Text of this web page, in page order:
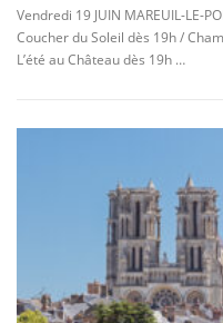
Vendredi 19 JUIN MAREUIL-LE-
Coucher du Soleil dès 19h /
L’été au Château dès 19h …